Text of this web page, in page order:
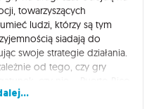
towarzyszących
ludzi, którzy są tym
siadają do
swoje strategie działania.
od tego, czy gry
Nie każdego fascynuje niby